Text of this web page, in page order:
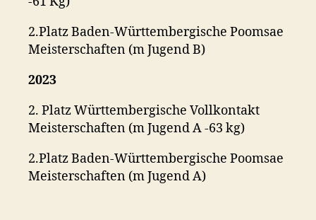
2.Platz Baden-Württembergische Poomsae
Meisterschaften (m Jugend B)
2023
2. Platz Württembergische Vollkontakt
Meisterschaften (m Jugend A -63 kg)
2.Platz Baden-Württembergische Poomsae
Meisterschaften (m Jugend A)